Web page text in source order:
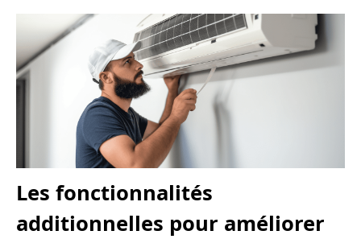
Les fonctionnalités
additionnelles pour améliorer